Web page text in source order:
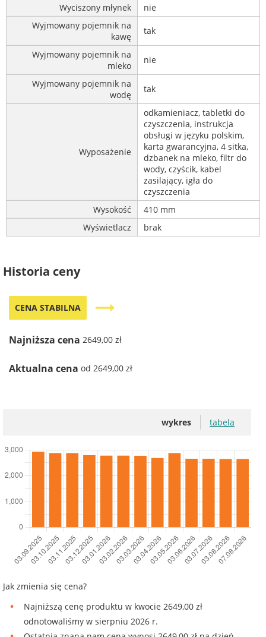
Wyciszony młynek
nie
Wyjmowany pojemnik na
kawę
tak
Wyjmowany pojemnik na
mleko
nie
Wyjmowany pojemnik na
wodę
tak
Wyposażenie
odkamieniacz, tabletki do
czyszczenia, instrukcja
obsługi w języku polskim,
karta gwarancyjna, 4 sitka,
dzbanek na mleko, filtr do
wody, czyścik, kabel
zasilający, igła do
czyszczenia
Wysokość
410 mm
Wyświetlacz
brak
Historia ceny
CENA STABILNA trending_flat
Najniższa cena 2649,00 zł
Aktualna cena od 2649,00 zł
wykres tabela
Jak zmienia się cena?
Najniższą cenę produktu w kwocie 2649,00 zł
odnotowaliśmy w sierpniu 2026 r.